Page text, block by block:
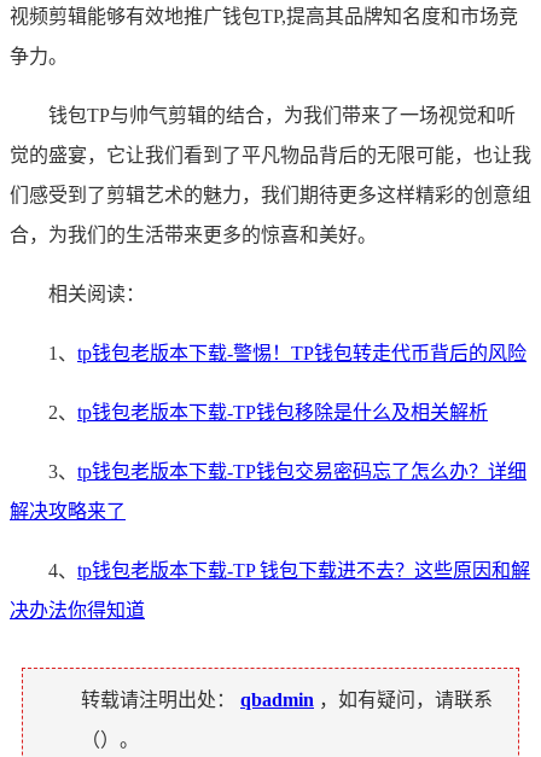
视频剪辑能够有效地推广钱包TP,提高其品牌知名度和市场竞
争力。
钱包TP与帅气剪辑的结合，为我们带来了一场视觉和听
觉的盛宴，它让我们看到了平凡物品背后的无限可能，也让我
们感受到了剪辑艺术的魅力，我们期待更多这样精彩的创意组
合，为我们的生活带来更多的惊喜和美好。
相关阅读：
1、 tp钱包老版本下载-警惕！TP钱包转走代币背后的风险
2、 tp钱包老版本下载-TP钱包移除是什么及相关解析
3、 tp钱包老版本下载-TP钱包交易密码忘了怎么办？详细
解决攻略来了
4、 tp钱包老版本下载-TP 钱包下载进不去？这些原因和解
决办法你得知道
转载请注明出处： qbadmin ，如有疑问，请联系
（）。